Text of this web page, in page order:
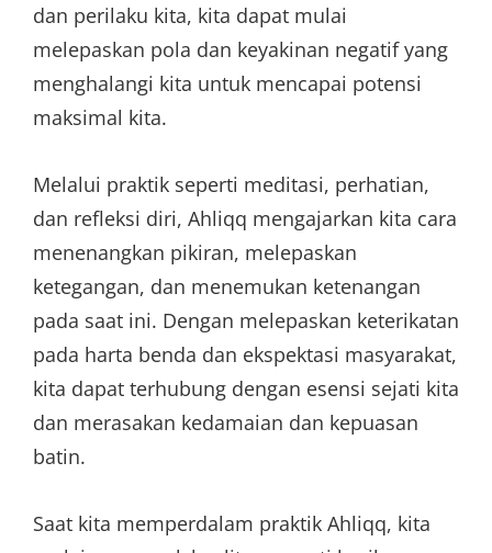
dan perilaku kita, kita dapat mulai
melepaskan pola dan keyakinan negatif yang
menghalangi kita untuk mencapai potensi
maksimal kita.
Melalui praktik seperti meditasi, perhatian,
dan refleksi diri, Ahliqq mengajarkan kita cara
menenangkan pikiran, melepaskan
ketegangan, dan menemukan ketenangan
pada saat ini. Dengan melepaskan keterikatan
pada harta benda dan ekspektasi masyarakat,
kita dapat terhubung dengan esensi sejati kita
dan merasakan kedamaian dan kepuasan
batin.
Saat kita memperdalam praktik Ahliqq, kita